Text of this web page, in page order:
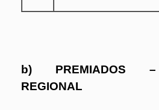
b) PREMIADOS –
REGIONAL